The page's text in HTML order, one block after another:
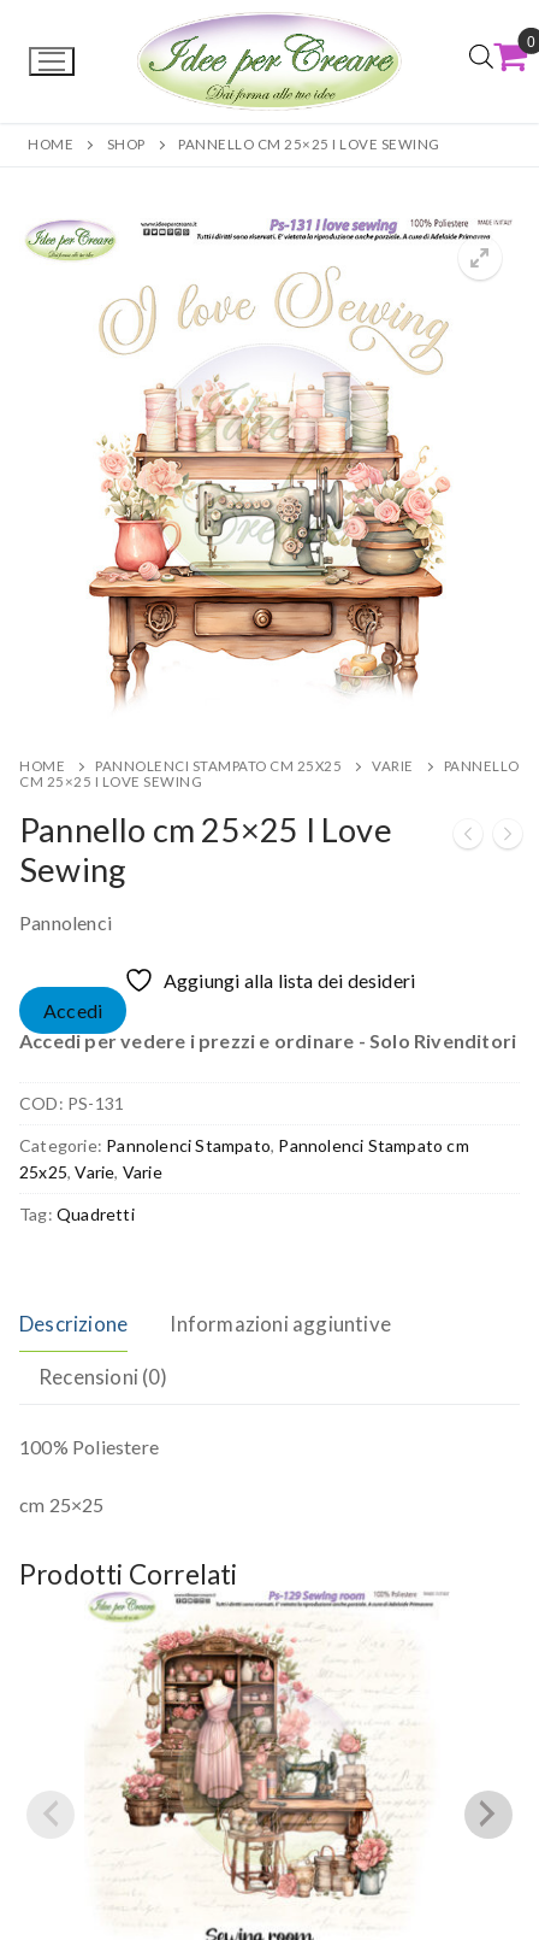
0
HOME SHOP PANNELLO CM 25×25 I LOVE SEWING
HOME PANNOLENCI STAMPATO CM 25X25 VARIE
PANNELLO
CM 25×25 I LOVE SEWING
Pannello cm 25×25 I Love
Sewing
Pannolenci
Aggiungi alla lista dei desideri
Accedi
Accedi per vedere i prezzi e ordinare - Solo Rivenditori
COD: PS-131
Categorie: Pannolenci Stampato, Pannolenci Stampato cm
25x25,Varie, Varie
Tag: Quadretti
Descrizione Informazioni aggiuntive
Recensioni (0)
100% Poliestere
cm 25×25
Prodotti Correlati